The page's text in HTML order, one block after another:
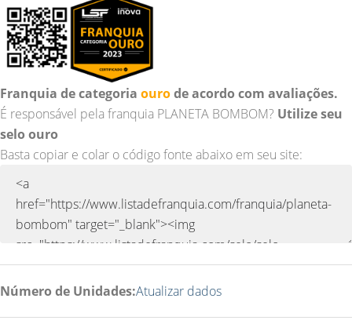
Franquia de categoria ourode acordo com avaliações.
É responsável pela franquia PLANETA BOMBOM? Utilize seu
selo ouro
Basta copiar e colar o código fonte abaixo em seu site:
Número de Unidades:Atualizar dados